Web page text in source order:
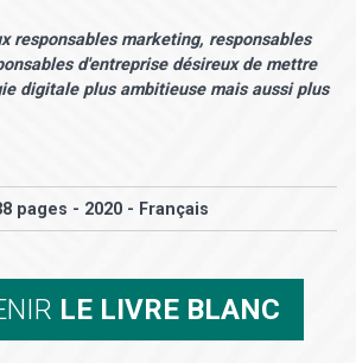
responsables marketing, responsables
d'entreprise désireux de mettre
digitale plus ambitieuse mais aussi plus
pages - 2020 - Français
LE LIVRE BLANC